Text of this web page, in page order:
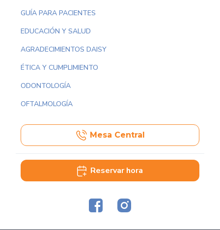
GUÍA PARA PACIENTES
EDUCACIÓN Y SALUD
AGRADECIMIENTOS DAISY
ÉTICA Y CUMPLIMIENTO
ODONTOLOGÍA
OFTALMOLOGÍA
Mesa Central
Reservar hora